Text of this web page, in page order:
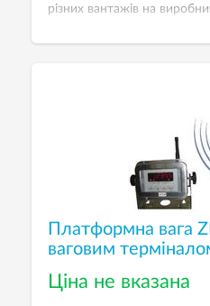
різних вантажів на
Платформна вага
ваговим
Ціна не вказана